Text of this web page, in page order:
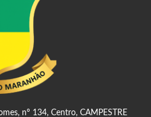
nº 134, Centro, CAMPESTRE